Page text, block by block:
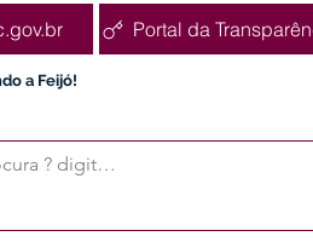
Portal da
a Feijó!